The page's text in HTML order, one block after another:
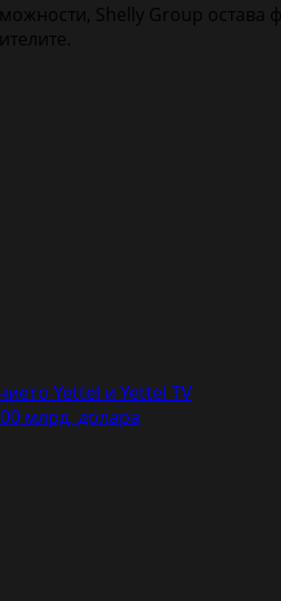
Shelly Group остава
Yettel и Yettel TV
млрд. долара